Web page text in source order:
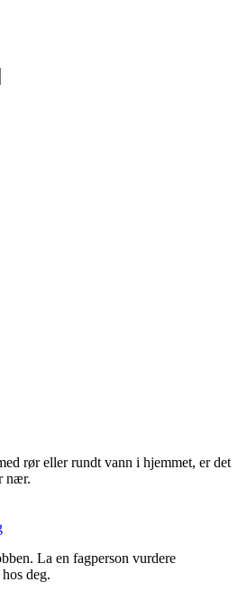
rør eller rundt vann i hjemmet, er det
nær.
La en fagperson vurdere
deg.